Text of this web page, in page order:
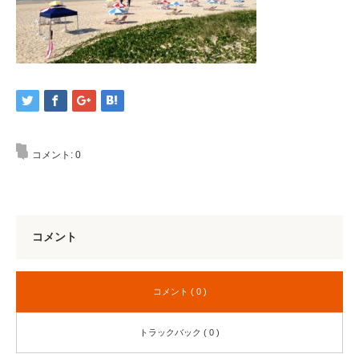
コメント: 0
コメント
コメント ( 0 )
トラックバック ( 0 )